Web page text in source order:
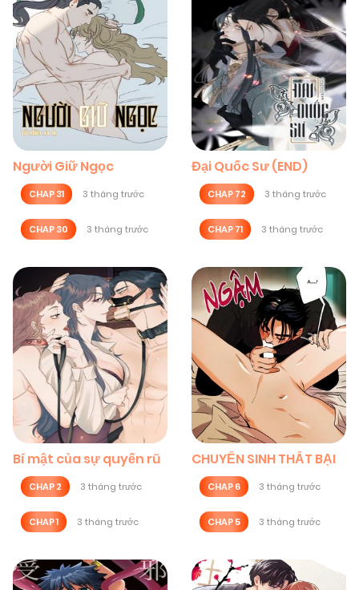
Người Giữ Ngọc
CHAP 31 3 tháng trước
CHAP 30 3 tháng trước
Đại Quốc Sư (END)
CHAP 72 3 tháng trước
CHAP 71 3 tháng trước
Bí mật của sự quyến rũ
CHAP 2 3 tháng trước
CHAP 1 3 tháng trước
CHUYỂN SINH THẤT BẠI
CHAP 6 3 tháng trước
CHAP 5 3 tháng trước